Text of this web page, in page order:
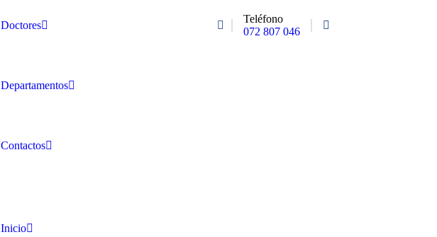
Doctores
Departamentos
Contactos
Teléfono
072 807 046
Inicio